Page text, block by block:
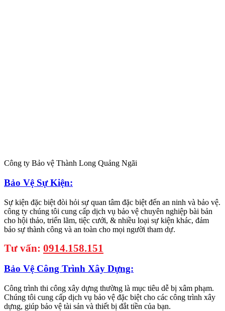
Công ty Bảo vệ Thành Long Quảng Ngãi
Bảo Vệ Sự Kiện:
Sự kiện đặc biệt đòi hỏi sự quan tâm đặc biệt đến an ninh và bảo vệ.
công ty chúng tôi cung cấp dịch vụ bảo vệ chuyên nghiệp bài bản
cho hội thảo, triển lãm, tiệc cưới, & nhiều loại sự kiện khác, đảm
bảo sự thành công và an toàn cho mọi người tham dự.
Tư vấn: 0914.158.151
Bảo Vệ Công Trình Xây Dựng:
Công trình thi công xây dựng thường là mục tiêu dễ bị xâm phạm.
Chúng tôi cung cấp dịch vụ bảo vệ đặc biệt cho các công trình xây
dựng, giúp bảo vệ tài sản và thiết bị đắt tiền của bạn.